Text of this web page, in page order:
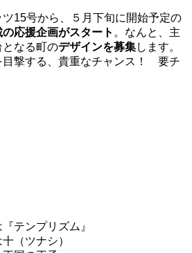
ツ15号から、５月下旬に開始予定の
応援企画がスタート 。なんと、主
となる町のデザインを募集します。
目撃する、貴重なチャンス！ 要チ
テンプリズム』
（ツナシ）